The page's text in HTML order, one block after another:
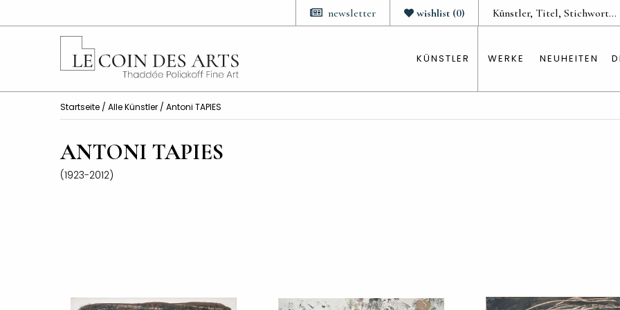
wishlist (0)
newsletter
KÜNSTLER WERKE NEUHEITEN
Startseite / Alle Künstler / Antoni TAPIES
ANTONI TAPIES
(1923-2012)